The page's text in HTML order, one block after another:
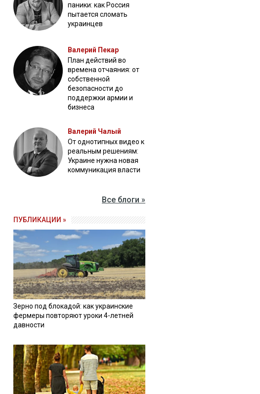
паники: как Россия
пытается сломать
украинцев
Валерий Пекар
План действий во
времена отчаяния: от
собственной
безопасности до
поддержки армии и
бизнеса
Валерий Чалый
От однотипных видео к
реальным решениям:
Украине нужна новая
коммуникация власти
Все блоги »
ПУБЛИКАЦИИ »
Зерно под блокадой: как украинские
фермеры повторяют уроки 4-летней
давности